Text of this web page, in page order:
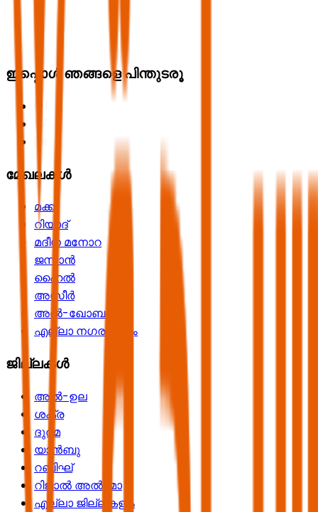
ഇപ്പൊൾ ഞങ്ങളെ പിന്തുടരൂ
മേഖലകൾ
മക്ക
റിയാദ്
മദീന മനോറ
ജസാൻ
ഹൈൽ
അസീർ
അൽ-ഖോബർ
എല്ലാ നഗരങ്ങളും
ജില്ലകൾ
അൽ-ഉല
ശക്ര
ദുർമ
യാൻബു
റബിഘ്
റിജാൽ അൽ-മാ
എല്ലാ ജില്ലകളും